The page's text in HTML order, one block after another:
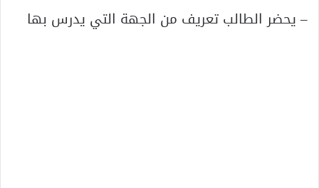
– يحضر الطالب تعريف من الجهة التي يدرس بها